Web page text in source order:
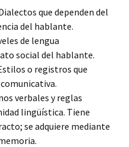
que dependen del
del hablante.
de lengua
social del hablante.
o registros que
verbales y reglas
lingüística. Tiene
se adquiere mediante